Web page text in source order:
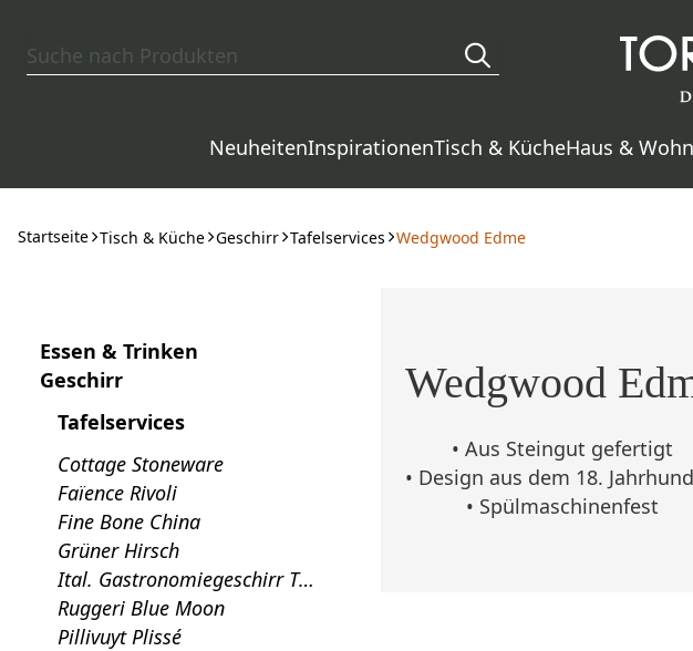
NeuheitenInspirationenTisch & KücheHaus &
Startseite Tisch & Küche Geschirr Tafelservices Wedgwood Edme
Essen & Trinken
Geschirr
Tafelservices
Cottage Stoneware
Faïence Rivoli
Fine Bone China
Grüner Hirsch
Ital. Gastronomiegeschirr To
gnana
Ruggeri Blue Moon
Pillivuyt Plissé
Wedgwood
• Aus Steingut gefertigt
• Design aus dem 18.
• Spülmaschinenfest